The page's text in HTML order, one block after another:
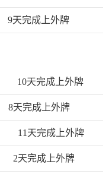
9天完成上外牌
10天完成上外牌
8天完成上外牌
11天完成上外牌
2天完成上外牌